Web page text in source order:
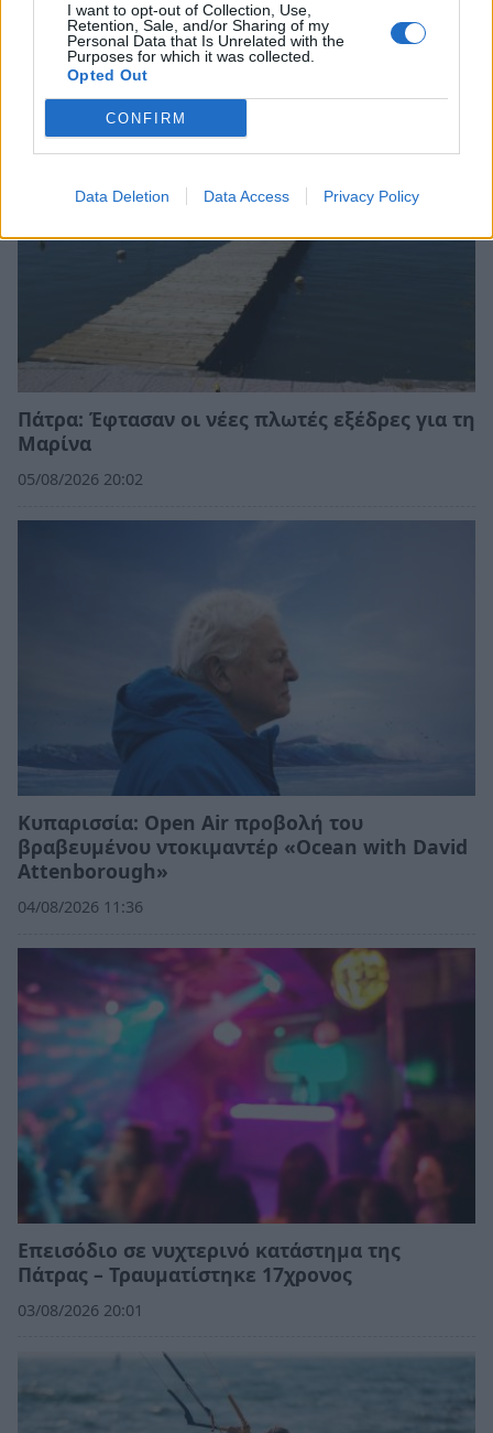
I want to opt-out of Collection, Use,
Retention, Sale, and/or Sharing of my
Personal Data that Is Unrelated with the
Purposes for which it was collected.
Opted Out
CONFIRM
Data Deletion Data Access Privacy Policy
Τι προβάλλουν τα Cinema σε επτά πόλεις της
Πελοποννήσου
06/08/2026 15:12
Πάτρα: Έφτασαν οι νέες πλωτές εξέδρες για τη
Μαρίνα
05/08/2026 20:02
Κυπαρισσία: Open Air προβολή του
βραβευμένου ντοκιμαντέρ «Ocean with David
Attenborough»
04/08/2026 11:36
Επεισόδιο σε νυχτερινό κατάστημα της
Πάτρας – Τραυματίστηκε 17χρονος
03/08/2026 20:01